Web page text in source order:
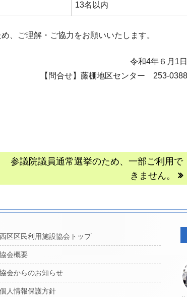
13名以内
、ご理解・ご協力をお願いいたします。
令和4年６月1
【問合せ】藤棚地区センター 253-
次
参議院議員通常選挙のため、一部ご利用で
きません。
西区区民利用施設協会トップ
協会概要
協会からのお知らせ
個人情報保護方針